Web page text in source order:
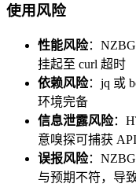
使用风险
性能风险：
挂起至 curl 超时
依赖风险：jq 或
环境完备
信息泄露风险：
意嗅探可捕获
误报风险：
与预期不符，导